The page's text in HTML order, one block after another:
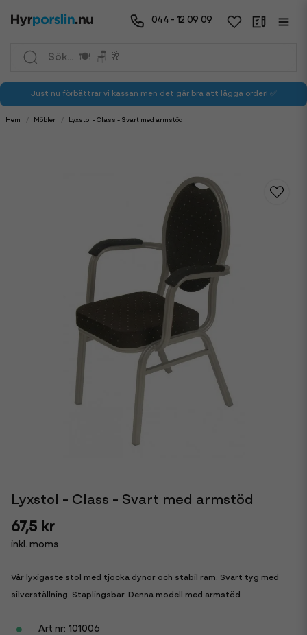
044 - 12 09 09
Just nu förbättrar vi kassan men det går bra att lägga order! ✅
Hem Möbler Lyxstol - Class - Svart med armstöd
Lyxstol - Class - Svart med armstöd
67,5 kr
inkl. moms
Vår lyxigaste stol med tjocka dynor och stabil ram. Svart tyg med
silverställning. Staplingsbar. Denna modell med armstöd
101006